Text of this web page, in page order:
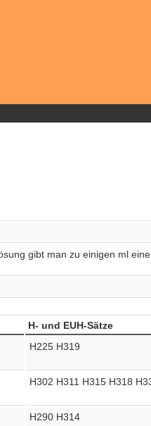
gibt man zu einigen ml
H- und EUH-Sätze
H225 H319
H302 H311 H315 H318
H290 H314